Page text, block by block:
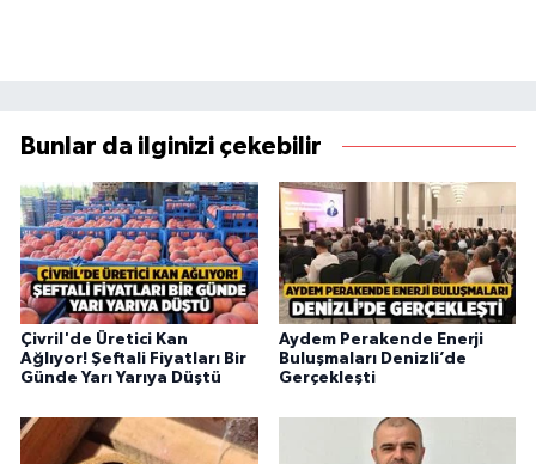
Bunlar da ilginizi çekebilir
Çivril'de Üretici Kan
Ağlıyor! Şeftali Fiyatları Bir
Günde Yarı Yarıya Düştü
Aydem Perakende Enerji
Buluşmaları Denizli’de
Gerçekleşti